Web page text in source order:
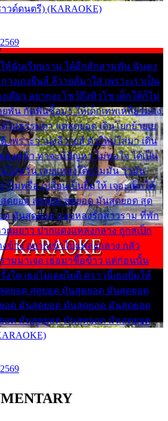
วด์ดนตรี) (KARAOKE)
ห้ฉันเรียนราม ได้อีกสักสามพัน ฉันคง
างเกงยีนส์ ลีวายส์มาใส่ เพราะเราเป็น
เดียว อยากจะโชว์ถึงหิวโซ เด็กใต้ก็ไม่
พัน กัดฟันซื้อมา ให้เด็กเทพเหลียวมอง
ไม่ธรรมดา แต่สุดยอด เดินโยกย้ายเย
เพราะว่านุ่งลีวายส์ ตัวใหม่ใส่มา เดิน
องหน้า ท่าจะมีปัญหา ไม่พอใจ ได้เป็น
ไม่หวั่น เลยแหลงใต้ถามมัน ว่ามัน
ไม่พรื่อ เปลี่ยนเป็นยิ้มให้ เจอะเด็กใต้
สุดยอด สุดยอด สุดยอด มันสุดยอด สุด
ด มันสุดยอด แอบหลงรักสาวราม ที่พัก
ผมยาว ปากแดงแหลงกลาง ถูกสเป็ก
ข้าง อยากเข้าไปแหลงกลาง กลัว
ามมาเจอ เธอมาซื้อข้าว แต่ก่อนนั้น
งใด เธอไม่เคยไยดี คราวนี้เธอยิ้มให้
ดยอด สุดยอด มันสุดยอด มันสุดยอด
อด มันสุดยอด มันสุดยอด มันสุดยอด
อด มันสุดยอด มันสุดยอด มันสุดยอด